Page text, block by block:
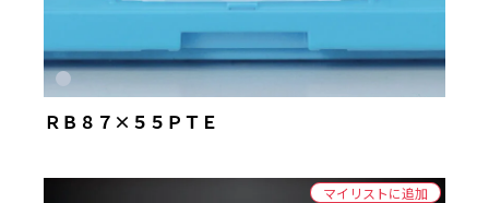
ＲＢ８７×５５ＰＴＥ
マイリストに追加